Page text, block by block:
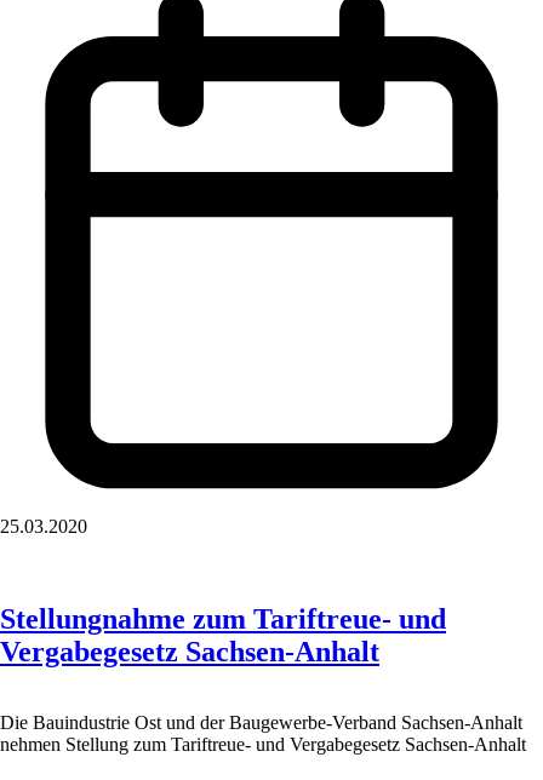
25.03.2020
Stellungnahme zum Tariftreue- und
Vergabegesetz Sachsen-Anhalt
Die Bauindustrie Ost und der Baugewerbe-Verband Sachsen-Anhalt
nehmen Stellung zum Tariftreue- und Vergabegesetz Sachsen-Anhalt